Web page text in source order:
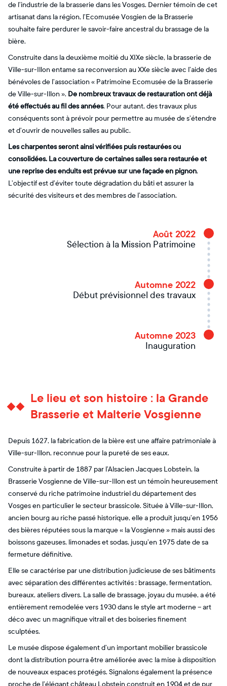
de l’industrie de la brasserie dans les Vosges. Dernier témoin de cet
artisanat dans la région, l’Ecomusée Vosgien de la Brasserie
souhaite faire perdurer le savoir-faire ancestral du brassage de la
bière.
Construite dans la deuxième moitié du XIXe siècle, la brasserie de
Ville-sur-Illon entame sa reconversion au XXe siècle avec l’aide des
bénévoles de l’association « Patrimoine Ecomusée de la Brasserie
de Ville-sur-Illon ». De nombreux travaux de restauration ont déjà
été effectués au fil des années. Pour autant, des travaux plus
conséquents sont à prévoir pour permettre au musée de s’étendre
et d’ouvrir de nouvelles salles au public.
Les charpentes seront ainsi vérifiées puis restaurées ou
consolidées. La couverture de certaines salles sera restaurée et
une reprise des enduits est prévue sur une façade en pignon.
L’objectif est d’éviter toute dégradation du bâti et assurer la
sécurité des visiteurs et des membres de l’association.
Août 2022
Sélection à la Mission Patrimoine
Automne 2022
Début prévisionnel des travaux
Automne 2023
Inauguration
Le lieu et son histoire : la Grande
Brasserie et Malterie Vosgienne
Depuis 1627, la fabrication de la bière est une affaire patrimoniale à
Ville-sur-Illon, reconnue pour la pureté de ses eaux.
Construite à partir de 1887 par l’Alsacien Jacques Lobstein, la
Brasserie Vosgienne de Ville-sur-Illon est un témoin heureusement
conservé du riche patrimoine industriel du département des
Vosges en particulier le secteur brassicole. Située à Ville-sur-Illon,
ancien bourg au riche passé historique, elle a produit jusqu’en 1956
des bières réputées sous la marque « la Vosgienne » mais aussi des
boissons gazeuses, limonades et sodas, jusqu’en 1975 date de sa
fermeture définitive.
Elle se caractérise par une distribution judicieuse de ses bâtiments
avec séparation des différentes activités : brassage, fermentation,
bureaux, ateliers divers. La salle de brassage, joyau du musée, a été
entièrement remodelée vers 1930 dans le style art moderne – art
déco avec un magnifique vitrail et des boiseries finement
sculptées.
Le musée dispose également d’un important mobilier brassicole
dont la distribution pourra être améliorée avec la mise à disposition
de nouveaux espaces protégés. Signalons également la présence